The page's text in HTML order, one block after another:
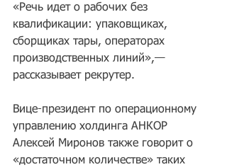
«Речь идет о рабочих без
квалификации: упаковщиках,
сборщиках тары, операторах
производственных линий»,—
рассказывает рекрутер.
Вице-президент по операционному
управлению холдинга АНКОР
Алексей Миронов также говорит о
«достаточном количестве» таких